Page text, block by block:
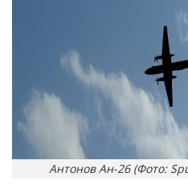
Антонов Ан-26 (Фото: